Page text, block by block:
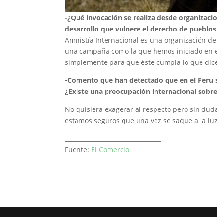
-¿Qué invocación se realiza desde
desarrollo que vulnere el derecho de
Amnistía Internacional es una organización
una campaña como la que hemos iniciado
simplemente para que éste cumpla lo que
-Comentó que han detectado que en el
¿Existe una preocupación internacional
No quisiera exagerar al respecto pero sin
estamos seguros que una vez se saque a la
Fuente: El Comercio